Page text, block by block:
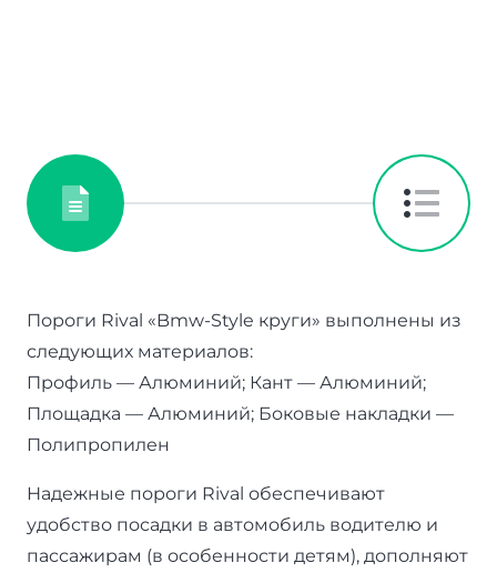
Пороги Rival «Bmw-Style круги» выполнены из
следующих материалов:
Профиль — Алюминий; Кант — Алюминий;
Площадка — Алюминий; Боковые накладки —
Полипропилен
Надежные пороги Rival обеспечивают
удобство посадки в автомобиль водителю и
пассажирам (в особенности детям), дополняют